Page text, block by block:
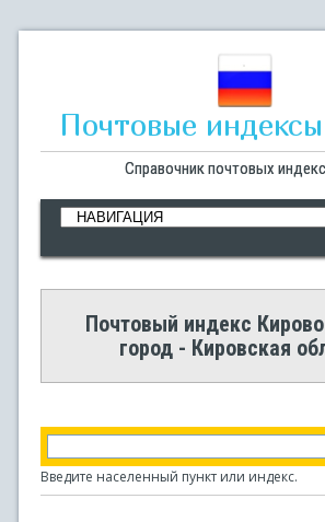
Почтовые
Справочник почтовых
Почтовый индекс
город - Кировская
Введите населенный пункт или индекс.